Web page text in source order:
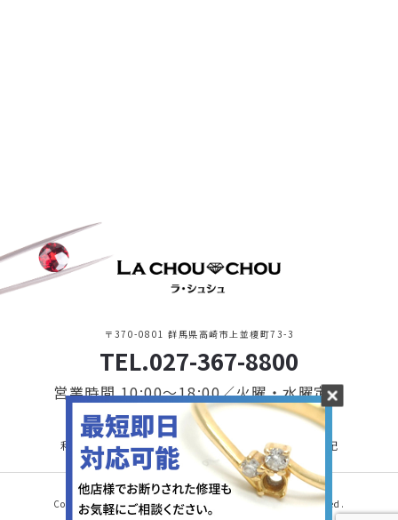
〒370-0801 群馬県高崎市上並榎町73-3
TEL.027-367-8800
営業時間 10:00〜18:00／火曜・水曜定休
利用規約・プライバシーポリシー特定商取引に基づく表記
Copyright © 2021 LA CHOU CHOU. All Rights Reserved.